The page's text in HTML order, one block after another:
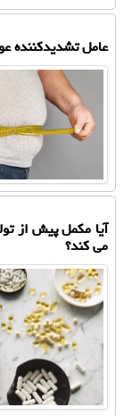
عامل تشدیدکننده
آیا مکمل پیش از
می کند؟